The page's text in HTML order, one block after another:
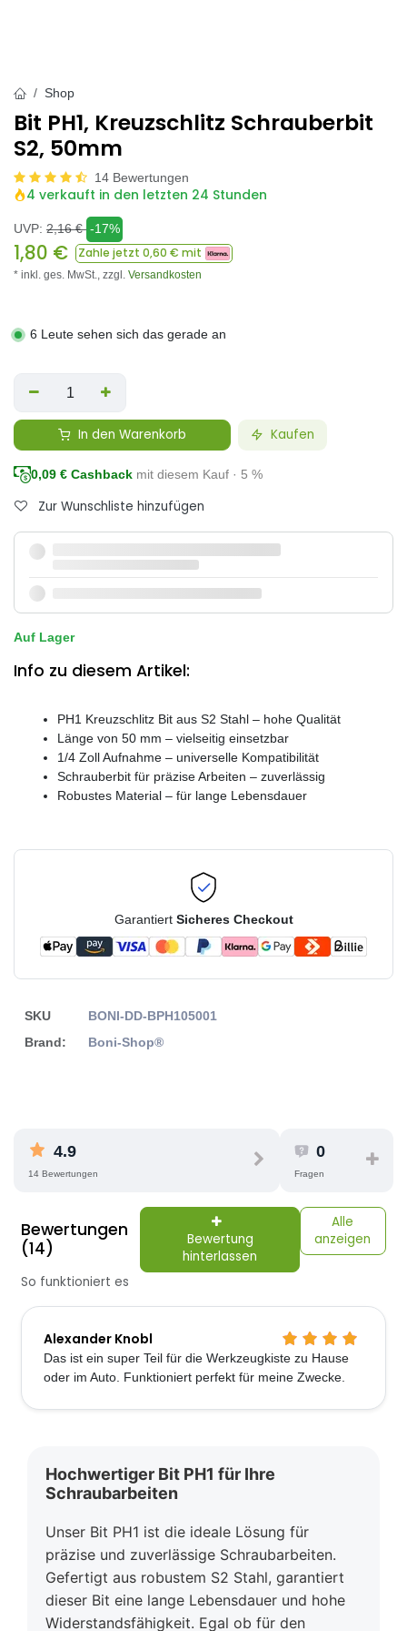
Shop
Bit PH1, Kreuzschlitz Schrauberbit
S2, 50mm
14 Bewertungen
4 verkauft in den letzten 24 Stunden
UVP: 2,16€ -17%
1,80 € Zahle jetzt 0,60 € mit
* inkl. ges. MwSt., zzgl. Versandkosten
6 Leute sehen sich das gerade an
In den Warenkorb Kaufen
0,09 € Cashback mit diesem Kauf · 5 %
Zur Wunschliste hinzufügen
Auf Lager
Info zu diesem Artikel:
PH1 Kreuzschlitz Bit aus S2 Stahl – hohe Qualität
Länge von 50 mm – vielseitig einsetzbar
1/4 Zoll Aufnahme – universelle Kompatibilität
Schrauberbit für präzise Arbeiten – zuverlässig
Robustes Material – für lange Lebensdauer
Garantiert Sicheres Checkout
SKU
BONI-DD-BPH105001
Brand:
Boni-Shop®
4.9
14 Bewertungen
0
Fragen
Bewertungen
(14)
Bewertung
hinterlassen
Alle
anzeigen
So funktioniert es
Alexander Knobl
Das ist ein super Teil für die Werkzeugkiste zu Hause
oder im Auto. Funktioniert perfekt für meine Zwecke.
Hochwertiger Bit PH1 für Ihre
Schraubarbeiten
Unser Bit PH1 ist die ideale Lösung für
präzise und zuverlässige Schraubarbeiten.
Gefertigt aus robustem S2 Stahl, garantiert
dieser Bit eine lange Lebensdauer und hohe
Widerstandsfähigkeit. Egal ob für den